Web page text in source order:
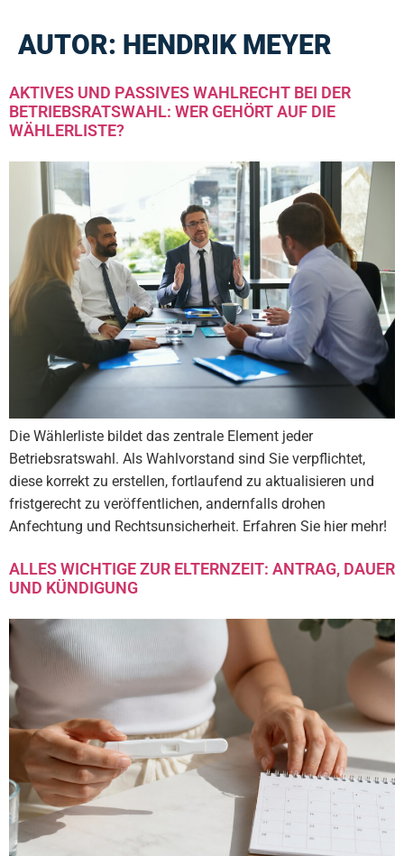
AUTOR: HENDRIK MEYER
AKTIVES UND PASSIVES WAHLRECHT BEI DER
BETRIEBSRATSWAHL: WER GEHÖRT AUF DIE
WÄHLERLISTE?
Die Wählerliste bildet das zentrale Element jeder
Betriebsratswahl. Als Wahlvorstand sind Sie verpflichtet,
diese korrekt zu erstellen, fortlaufend zu aktualisieren und
fristgerecht zu veröffentlichen, andernfalls drohen
Anfechtung und Rechtsunsicherheit. Erfahren Sie hier mehr!
ALLES WICHTIGE ZUR ELTERNZEIT: ANTRAG, DAUER
UND KÜNDIGUNG